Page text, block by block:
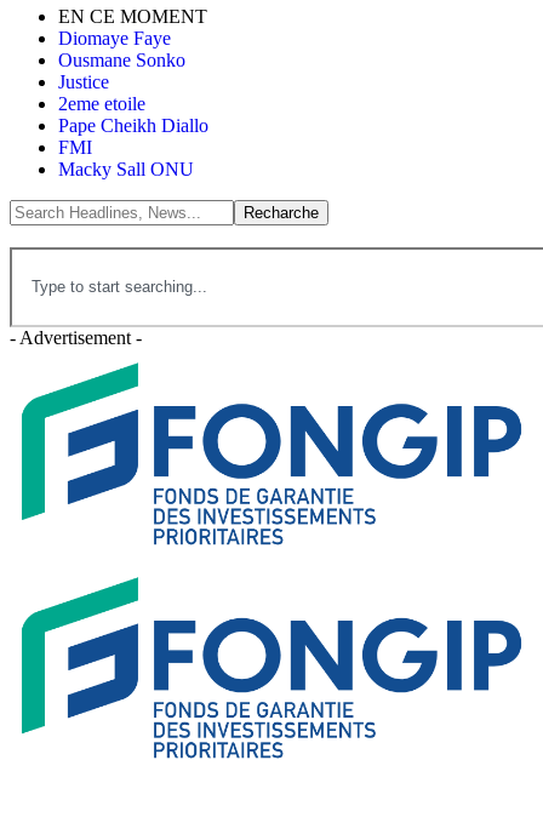
EN CE MOMENT
Diomaye Faye
Ousmane Sonko
Justice
2eme etoile
Pape Cheikh Diallo
FMI
Macky Sall ONU
- Advertisement -